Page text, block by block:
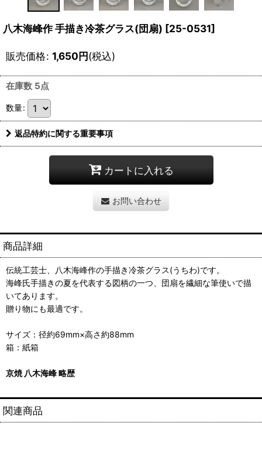
八木海峰作 手描き冷茶グラス(団扇) [25-0531]
販売価格: 1,650円(税込)
在庫数 5点
数量:
返品特約に関する重要事項
カートに入れる
お問い合わせ
商品詳細
伝統工芸士、八木海峰作の手描き冷茶グラス(うちわ)です。
海峰氏手描きの夏を代表する図柄の一つ、団扇を繊細な筆使いで描
いてあります。
贈り物にも最適です。
サイズ：径約69mm×高さ約88mm
箱：紙箱
京焼 八木海峰 略歴
関連商品